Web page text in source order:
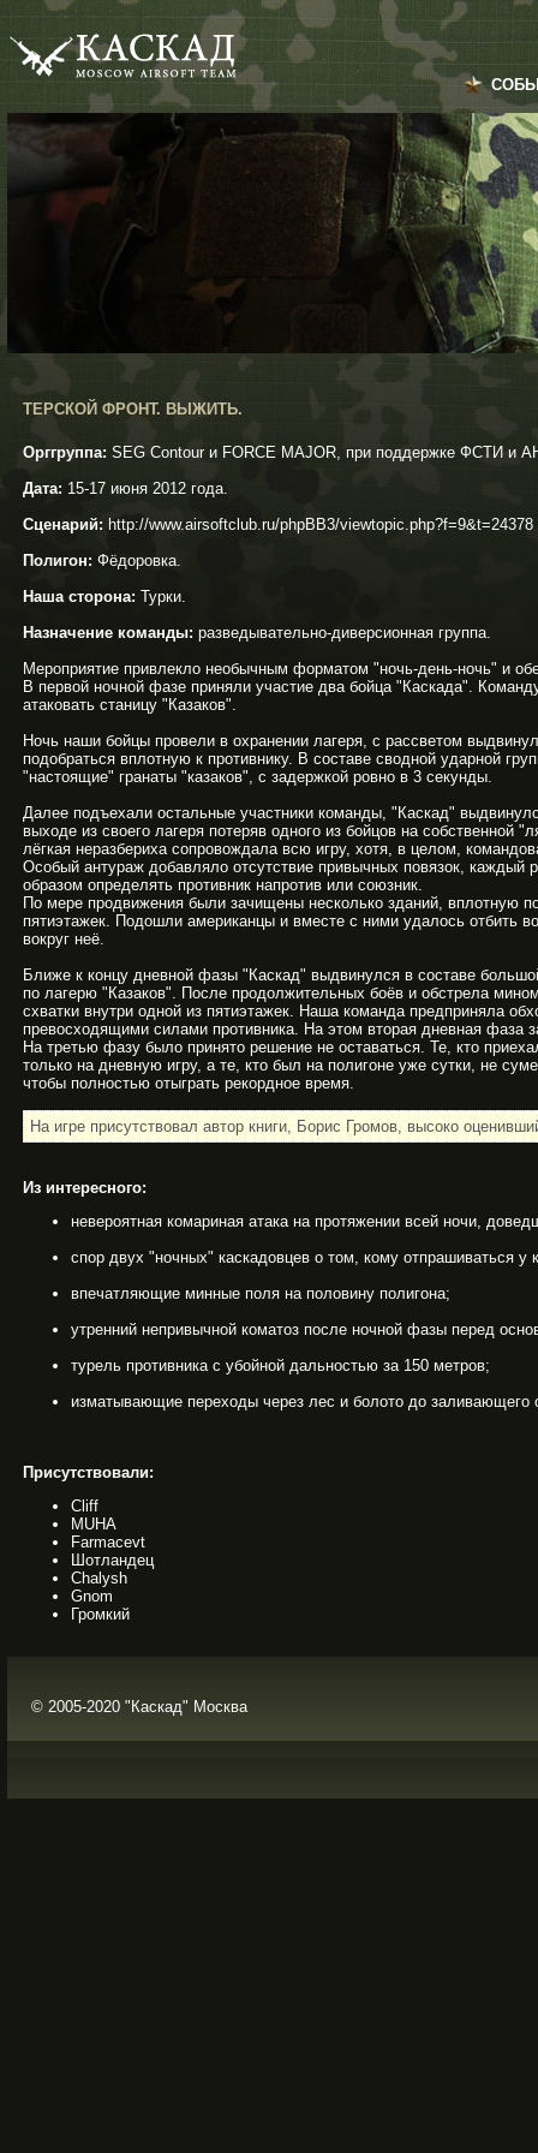
ТЕРСКОЙ ФРОНТ. ВЫЖИТЬ.
Орггруппа: SEG Contour и FORCE MAJOR, при поддержке ФСТИ и
Дата: 15-17 июня 2012 года.
Сценарий: http://www.airsoftclub.ru/phpBB3/viewtopic.php?f=9&t=24378
Полигон: Фёдоровка.
Наша сторона: Турки.
Назначение команды: разведывательно-диверсионная группа.
Мероприятие привлекло необычным форматом "ночь-день-ночь" и
В первой ночной фазе приняли участие два бойца "Каскада".
атаковать станицу "Казаков".
Ночь наши бойцы провели в охранении лагеря, с рассветом
подобраться вплотную к противнику. В составе сводной ударной
"настоящие" гранаты "казаков", с задержкой ровно в 3 секунды.
Далее подъехали остальные участники команды, "Каскад"
выходе из своего лагеря потеряв одного из бойцов на собственной
лёгкая неразбериха сопровождала всю игру, хотя, в целом,
Особый антураж добавляло отсутствие привычных повязок, каждый
образом определять противник напротив или союзник.
По мере продвижения были зачищены несколько зданий, вплотную
пятиэтажек. Подошли американцы и вместе с ними удалось отбить
вокруг неё.
Ближе к концу дневной фазы "Каскад" выдвинулся в составе
по лагерю "Казаков". После продолжительных боёв и обстрела
схватки внутри одной из пятиэтажек. Наша команда предприняла
превосходящими силами противника. На этом вторая дневная фаза
На третью фазу было принято решение не оставаться. Те, кто
только на дневную игру, а те, кто был на полигоне уже сутки, не
чтобы полностью отыграть рекордное время.
На игре присутствовал автор книги, Борис Громов, высоко
Из интересного:
невероятная комариная атака на протяжении всей ночи,
спор двух "ночных" каскадовцев о том, кому отпрашиваться
впечатляющие минные поля на половину полигона;
утренний непривычной коматоз после ночной фазы перед
турель противника с убойной дальностью за 150 метров;
изматывающие переходы через лес и болото до заливающего
Присутствовали:
Cliff
MUHA
Farmacevt
Шотландец
Chalysh
Gnom
Громкий
© 2005-2020 "Каскад" Москва